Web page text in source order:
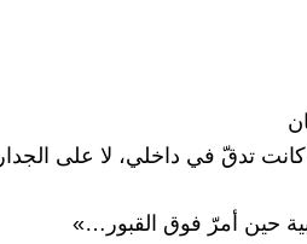
تدقّ في داخلي، لا على الجدار
حين أمرّ فوق القبور…»